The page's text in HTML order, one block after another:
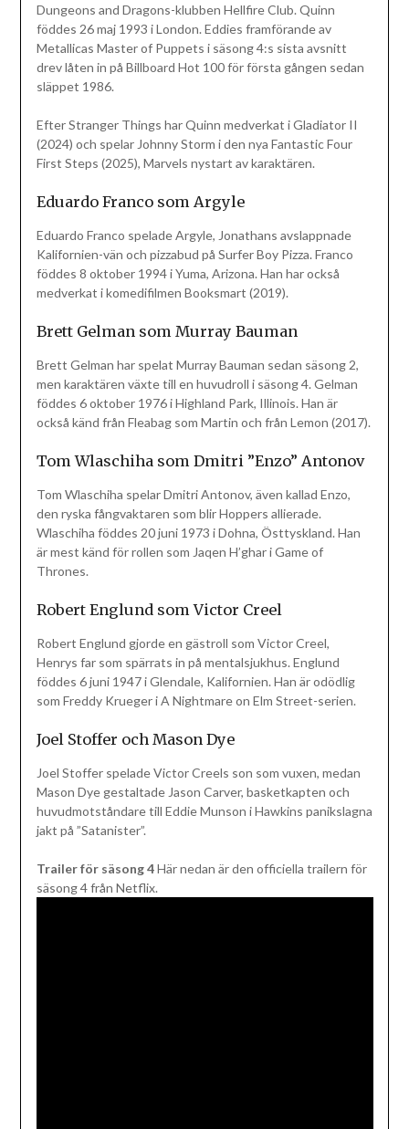
Dungeons and Dragons-klubben Hellfire Club. Quinn
föddes 26 maj 1993 i London. Eddies framförande av
Metallicas Master of Puppets i säsong 4:s sista avsnitt
drev låten in på Billboard Hot 100 för första gången sedan
släppet 1986.
Efter Stranger Things har Quinn medverkat i Gladiator II
(2024) och spelar Johnny Storm i den nya Fantastic Four
First Steps (2025), Marvels nystart av karaktären.
Eduardo Franco som Argyle
Eduardo Franco spelade Argyle, Jonathans avslappnade
Kalifornien-vän och pizzabud på Surfer Boy Pizza. Franco
föddes 8 oktober 1994 i Yuma, Arizona. Han har också
medverkat i komedifilmen Booksmart (2019).
Brett Gelman som Murray Bauman
Brett Gelman har spelat Murray Bauman sedan säsong 2,
men karaktären växte till en huvudroll i säsong 4. Gelman
föddes 6 oktober 1976 i Highland Park, Illinois. Han är
också känd från Fleabag som Martin och från Lemon (2017).
Tom Wlaschiha som Dmitri ”Enzo” Antonov
Tom Wlaschiha spelar Dmitri Antonov, även kallad Enzo,
den ryska fångvaktaren som blir Hoppers allierade.
Wlaschiha föddes 20 juni 1973 i Dohna, Östtyskland. Han
är mest känd för rollen som Jaqen H’ghar i Game of
Thrones.
Robert Englund som Victor Creel
Robert Englund gjorde en gästroll som Victor Creel,
Henrys far som spärrats in på mentalsjukhus. Englund
föddes 6 juni 1947 i Glendale, Kalifornien. Han är odödlig
som Freddy Krueger i A Nightmare on Elm Street-serien.
Joel Stoffer och Mason Dye
Joel Stoffer spelade Victor Creels son som vuxen, medan
Mason Dye gestaltade Jason Carver, basketkapten och
huvudmotståndare till Eddie Munson i Hawkins panikslagna
jakt på ”Satanister”.
Trailer för säsong 4Här nedan är den officiella trailern för
säsong 4 från Netflix.